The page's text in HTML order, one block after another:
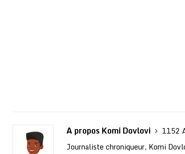
A propos Komi Dovlovi
1152
Journaliste chroniqueur, Komi